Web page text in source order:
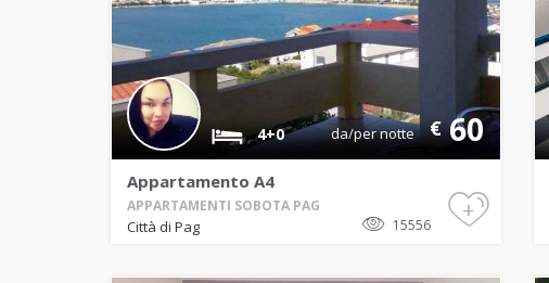
4+0 €60
da/per notte
Appartamento A4
APPARTAMENTI SOBOTA PAG
15556
Città di Pag
+